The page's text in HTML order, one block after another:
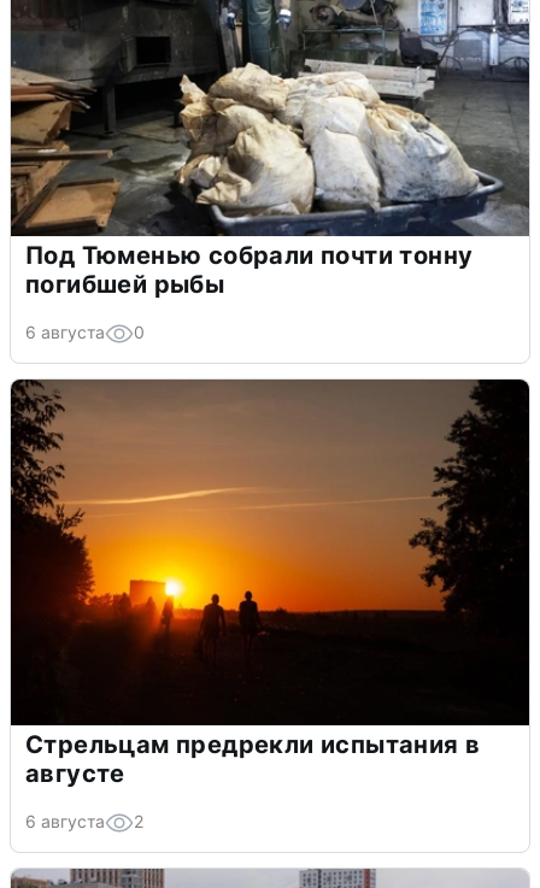
Под Тюменью собрали почти тонну
погибшей рыбы
6 августа 0
Стрельцам предрекли испытания в
августе
6 августа 2